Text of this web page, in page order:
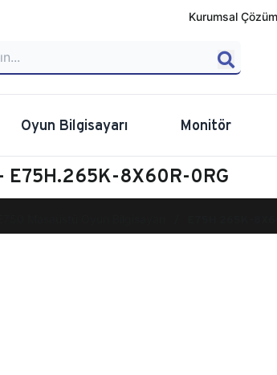
Kurumsal
Oyun Bilgisayarı Monitör
E75H.265K-8X60R-0RG